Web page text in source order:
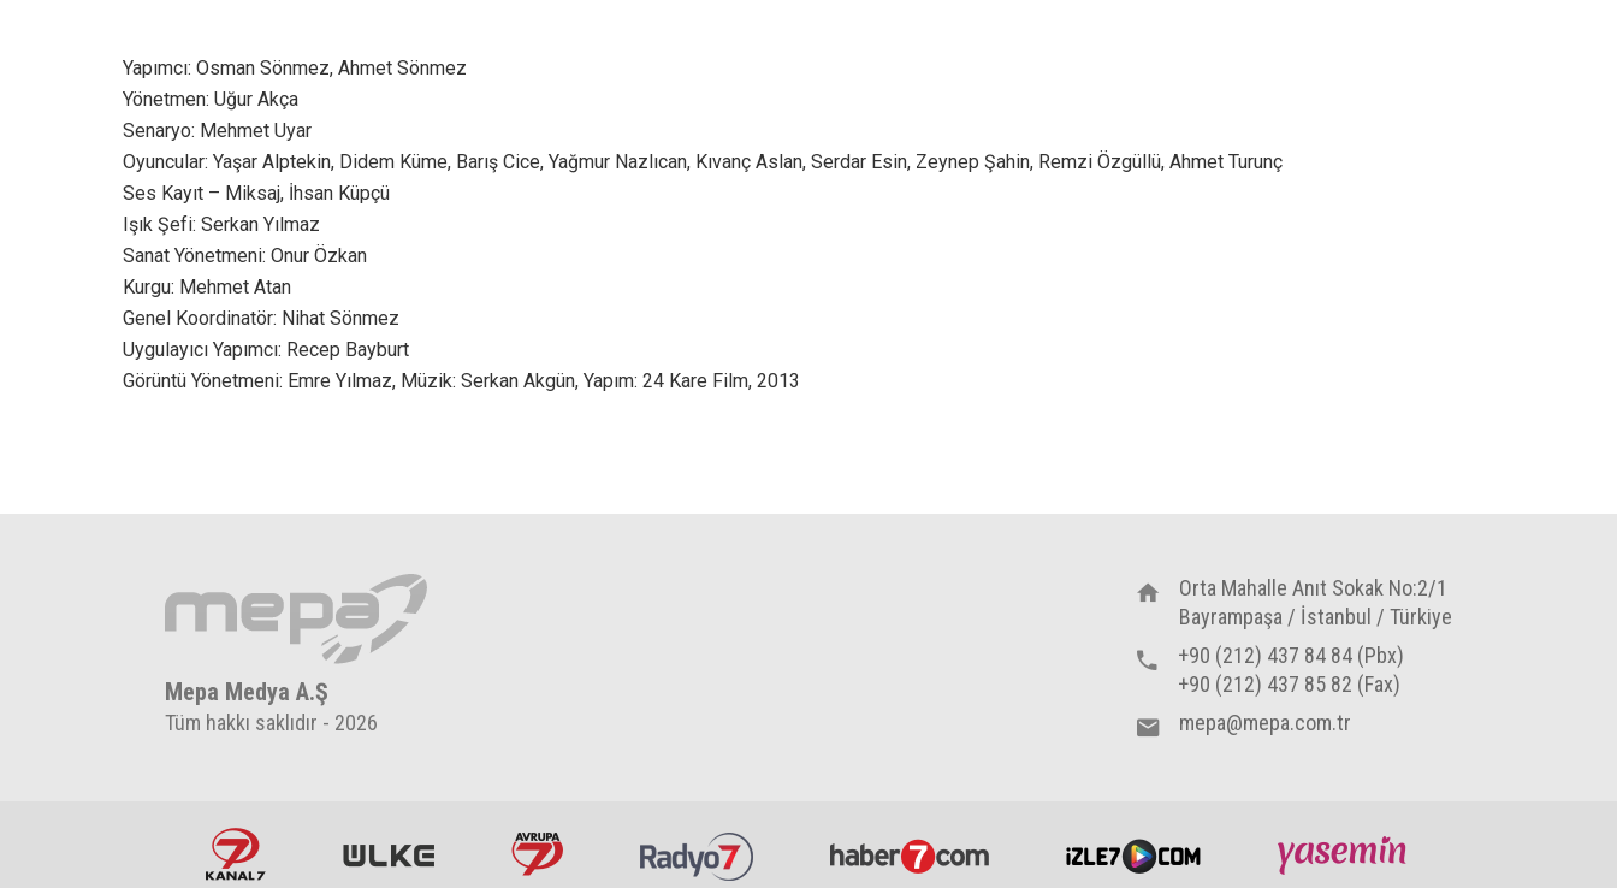
Yapımcı: Osman Sönmez, Ahmet Sönmez
Yönetmen: Uğur Akça
Senaryo: Mehmet Uyar
Oyuncular: Yaşar Alptekin, Didem Küme, Barış Cice, Yağmur Nazlıcan, Kıvanç Aslan, Serdar Esin, Zeynep Şahin, Remzi Özgüllü, Ahmet Turunç
Ses Kayıt – Miksaj, İhsan Küpçü
Işık Şefi: Serkan Yılmaz
Sanat Yönetmeni: Onur Özkan
Kurgu: Mehmet Atan
Genel Koordinatör: Nihat Sönmez
Uygulayıcı Yapımcı: Recep Bayburt
Görüntü Yönetmeni: Emre Yılmaz, Müzik: Serkan Akgün, Yapım: 24 Kare Film, 2013
Mepa Medya A.Ş
Tüm hakkı saklıdır - 2026
Orta Mahalle Anıt Sokak No:2/1
Bayrampaşa / İstanbul / Türkiye
+90 (212) 437 84 84 (Pbx)
+90 (212) 437 85 82 (Fax)
mepa@mepa.com.tr
İzle7 Yasemin